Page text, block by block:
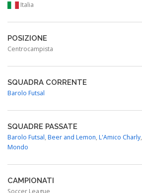
Italia
POSIZIONE
Centrocampista
SQUADRA CORRENTE
Barolo Futsal
SQUADRE PASSATE
Barolo Futsal, Beer and Lemon, L'Amico Charly,
Mondo
CAMPIONATI
Soccer League